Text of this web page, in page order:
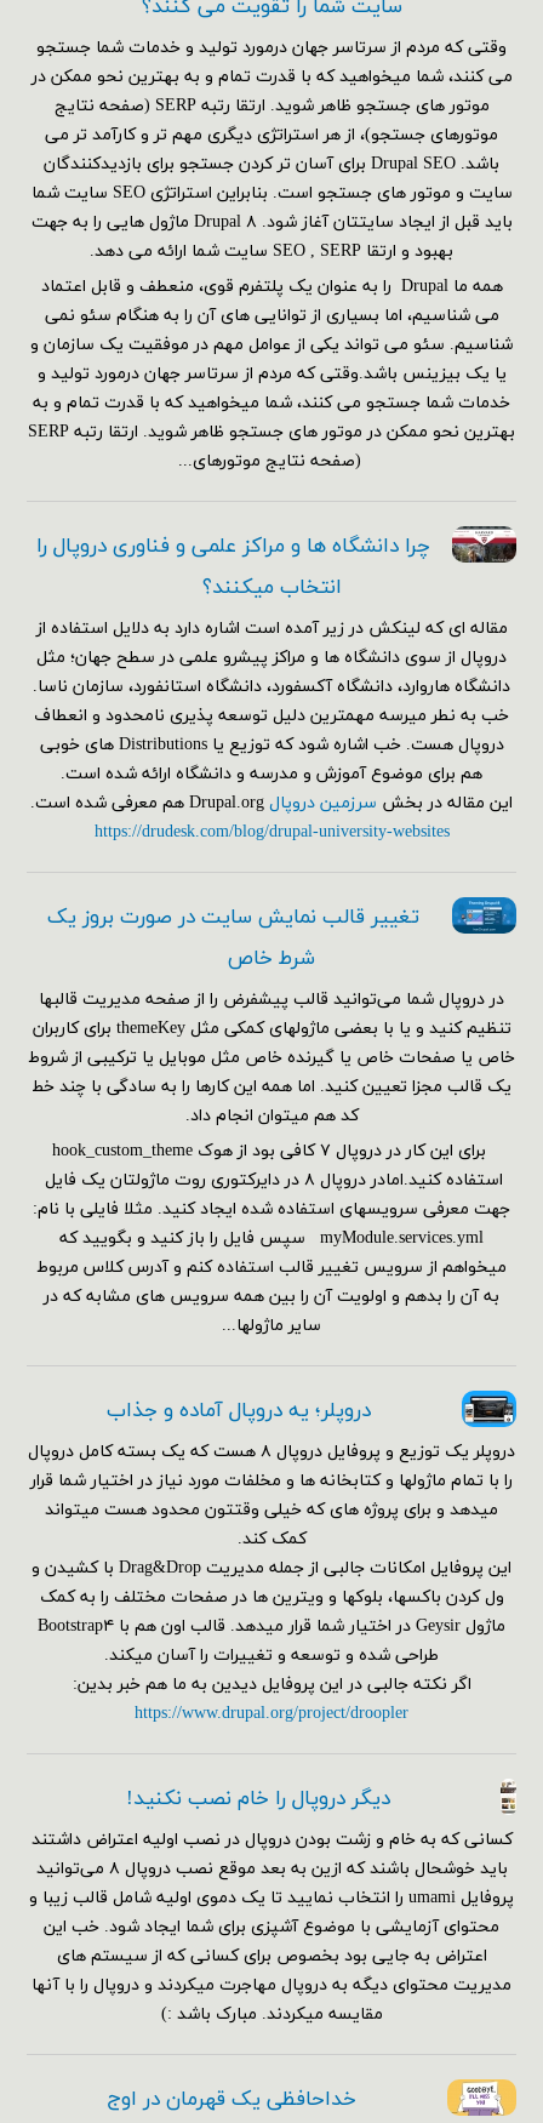
سایت شما را تقویت می کنند؟
وقتی که مردم از سرتاسر جهان درمورد تولید و خدمات شما جستجو
می کنند، شما میخواهید که با قدرت تمام و به بهترین نحو ممکن در
موتور های جستجو ظاهر شوید. ارتقا رتبه SERP (صفحه نتایج
موتورهای جستجو)، از هر استراتژی دیگری مهم تر و کارآمد تر می
باشد. Drupal SEO برای آسان تر کردن جستجو برای بازدیدکنندگان
سایت و موتور های جستجو است. بنابراین استراتژی SEO سایت شما
باید قبل از ایجاد سایتتان آغاز شود. Drupal ۸ ماژول هایی را به جهت
بهبود و ارتقا SEO , SERP سایت شما ارائه می دهد.
همه ما Drupal را به عنوان یک پلتفرم قوی، منعطف و قابل اعتماد
می شناسیم، اما بسیاری از توانایی های آن را به هنگام سئو نمی
شناسیم. سئو می تواند یکی از عوامل مهم در موفقیت یک سازمان و
یا یک بیزینس باشد.وقتی که مردم از سرتاسر جهان درمورد تولید و
خدمات شما جستجو می کنند، شما میخواهید که با قدرت تمام و به
بهترین نحو ممکن در موتور های جستجو ظاهر شوید. ارتقا رتبه SERP
(صفحه نتایج موتورهای...
چرا دانشگاه ها و مراکز علمی و فناوری دروپال را
انتخاب میکنند؟
مقاله ای که لینکش در زیر آمده است اشاره دارد به دلایل استفاده از
دروپال از سوی دانشگاه ها و مراکز پیشرو علمی در سطح جهان؛ مثل
دانشگاه هاروارد، دانشگاه آکسفورد، دانشگاه استانفورد، سازمان ناسا.
خب به نطر میرسه مهمترین دلیل توسعه پذیری نامحدود و انعطاف
دروپال هست. خب اشاره شود که توزیع یا Distributions های خوبی
هم برای موضوع آموزش و مدرسه و دانشگاه ارائه شده است.
این مقاله در بخش سرزمین دروپالDrupal.org هم معرفی شده است.
https://drudesk.com/blog/drupal-university-websites
تغییر قالب نمایش سایت در صورت بروز یک
شرط خاص
در دروپال شما می‌توانید قالب پیشفرض را از صفحه مدیریت قالبها
تنظیم کنید و یا با بعضی ماژولهای کمکی مثل themeKey برای کاربران
خاص یا صفحات خاص یا گیرنده خاص مثل موبایل یا ترکیبی از شروط
یک قالب مجزا تعیین کنید. اما همه این کارها را به سادگی با چند خط
کد هم می‎توان انجام داد.
برای این کار در دروپال ۷ کافی بود از هوک hook_custom_theme
استفاده کنید.امادر دروپال ۸ در دایرکتوری روت ماژولتان یک فایل
جهت معرفی سرویسهای استفاده شده ایجاد کنید. مثلا فایلی با نام:
myModule.services.yml سپس فایل را باز کنید و بگویید که
میخواهم از سرویس تغییر قالب استفاده کنم و آدرس کلاس مربوط
به آن را بدهم و اولویت آن را بین همه سرویس های مشابه که در
سایر ماژولها...
دروپلر؛ یه دروپال آماده و جذاب
دروپلر یک توزیع و پروفایل دروپال ۸ هست که یک بسته کامل دروپال
را با تمام ماژولها و کتابخانه ها و مخلفات مورد نیاز در اختیار شما قرار
میدهد و برای پروژه های که خیلی وقتتون محدود هست میتواند
کمک کند.
این پروفایل امکانات جالبی از جمله مدیریت Drag&Drop با کشیدن و
ول کردن باکسها، بلوکها و ویترین ها در صفحات مختلف را به کمک
ماژول Geysir در اختیار شما قرار میدهد. قالب اون هم با Bootstrap۴
طراحی شده و توسعه و تغییرات را آسان میکند.
اگر نکته جالبی در این پروفایل دیدین به ما هم خبر بدین:
https://www.drupal.org/project/droopler
دیگر دروپال را خام نصب نکنید!
کسانی که به خام و زشت بودن دروپال در نصب اولیه اعتراض داشتند
باید خوشحال باشند که ازین به بعد موقع نصب دروپال ۸ می‌توانید
پروفایل umami را انتخاب نمایید تا یک دموی اولیه شامل قالب زیبا و
محتوای آزمایشی با موضوع آشپزی برای شما ایجاد شود. خب این
اعتراض به جایی بود بخصوص برای کسانی که از سیستم های
مدیریت محتوای دیگه به دروپال مهاجرت میکردند و دروپال را با آنها
مقایسه میکردند. مبارک باشد :)
خداحافظی یک قهرمان در اوج